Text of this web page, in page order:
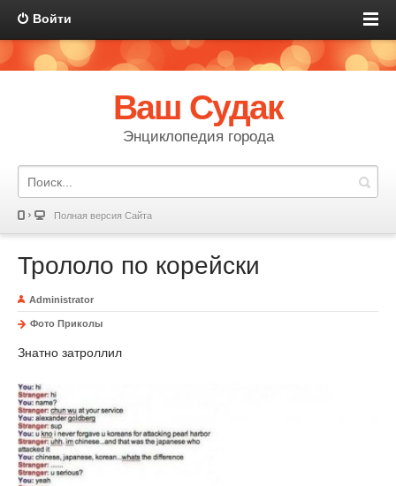
Войти
Ваш Судак
Энциклопедия города
Полная версия Сайта
Трололо по корейски
Administrator
Фото Приколы
Знатно затроллил